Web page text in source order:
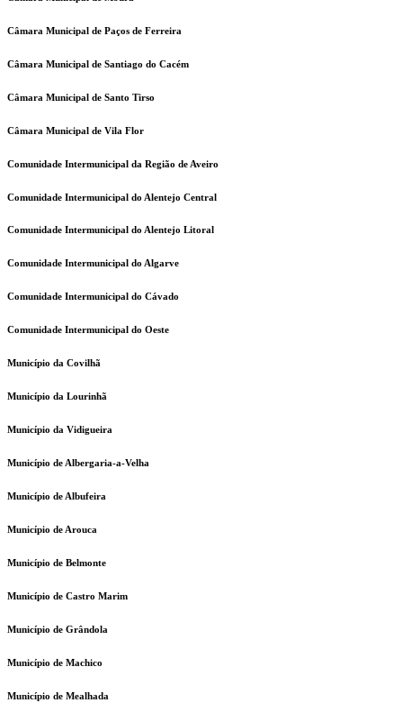
Câmara Municipal de Paços de Ferreira
Câmara Municipal de Santiago do Cacém
Câmara Municipal de Santo Tirso
Câmara Municipal de Vila Flor
Comunidade Intermunicipal da Região de Aveiro
Comunidade Intermunicipal do Alentejo Central
Comunidade Intermunicipal do Alentejo Litoral
Comunidade Intermunicipal do Algarve
Comunidade Intermunicipal do Cávado
Comunidade Intermunicipal do Oeste
Município da Covilhã
Município da Lourinhã
Município da Vidigueira
Município de Albergaria-a-Velha
Município de Albufeira
Município de Arouca
Município de Belmonte
Município de Castro Marim
Município de Grândola
Município de Machico
Município de Mealhada